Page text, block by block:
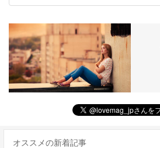
オススメの新着記事